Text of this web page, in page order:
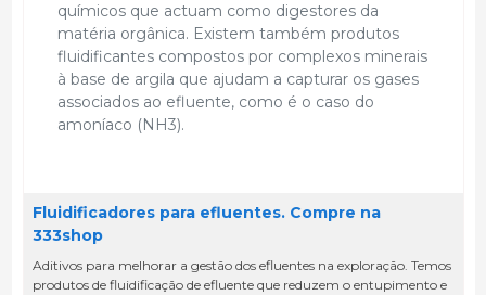
químicos que actuam como digestores da
matéria orgânica. Existem também produtos
fluidificantes compostos por complexos minerais
à base de argila que ajudam a capturar os gases
associados ao efluente, como é o caso do
amoníaco (NH3).
Fluidificadores para efluentes. Compre na
333shop
Aditivos para melhorar a gestão dos efluentes na exploração. Temos
produtos de fluidificação de efluente que reduzem o entupimento e